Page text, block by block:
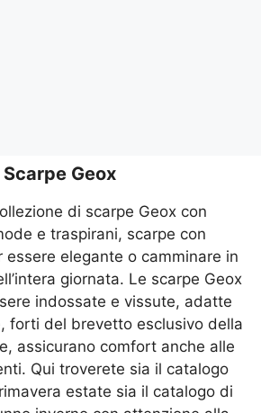
Scarpe Geox
di scarpe Geox con
e traspirani, scarpe con
essere elegante o camminare in
giornata. Le scarpe Geox
indossate e vissute, adatte
forti del brevetto esclusivo della
assicurano comfort anche alle
Qui troverete sia il catalogo
estate sia il catalogo di